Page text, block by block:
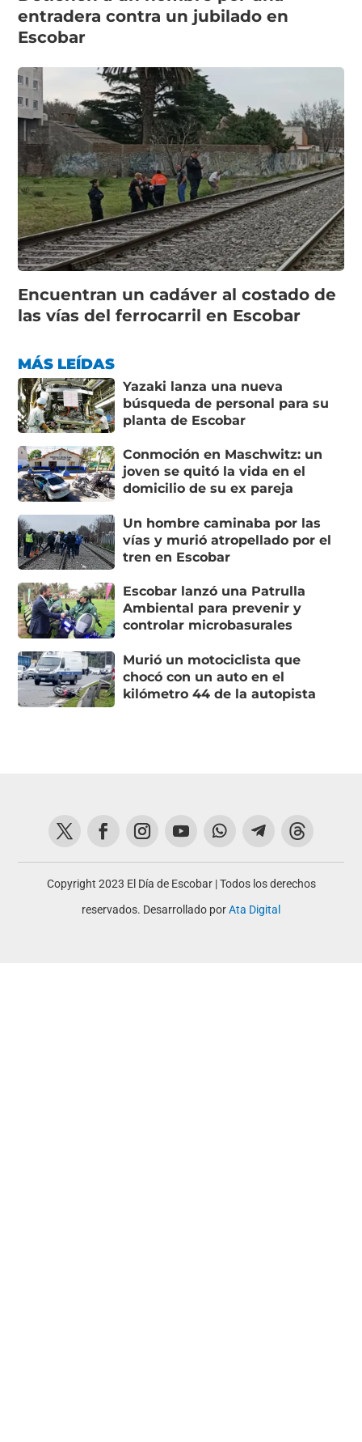
entradera contra un jubilado en
Escobar
Encuentran un cadáver al costado de
las vías del ferrocarril en Escobar
MÁS LEÍDAS
Yazaki lanza una nueva
búsqueda de personal para su
planta de Escobar
Conmoción en Maschwitz: un
joven se quitó la vida en el
domicilio de su ex pareja
Un hombre caminaba por las
vías y murió atropellado por el
tren en Escobar
Escobar lanzó una Patrulla
Ambiental para prevenir y
controlar microbasurales
Murió un motociclista que
chocó con un auto en el
kilómetro 44 de la autopista
Copyright 2023 El Día de Escobar | Todos los derechos
reservados. Desarrollado porAta Digital